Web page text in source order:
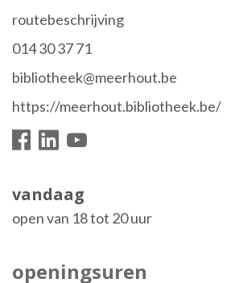
Stratenplan
routebeschrijving
tel.
014 30 37 71
E-
mail
bibliotheek@meerhout.be
Website
https://meerhout.bibliotheek.be/
Volg
op
Facebook
LinkedinYoutube
openingsuren
vandaag
open van 18tot 20uur
openingsuren